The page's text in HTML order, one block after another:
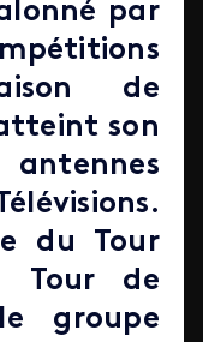
par
de
son
antennes
du Tour
Tour de
groupe